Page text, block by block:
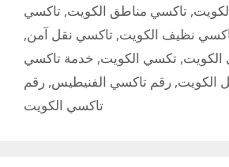
, تاكسي مناطق الكويت, تاكسي
نظيف الكويت, تاكسي نقل آمن,
, تكسي الكويت, خدمة تاكسي
الكويت, رقم تاكسي الفنيطيس, رقم
تاكسي الكويت